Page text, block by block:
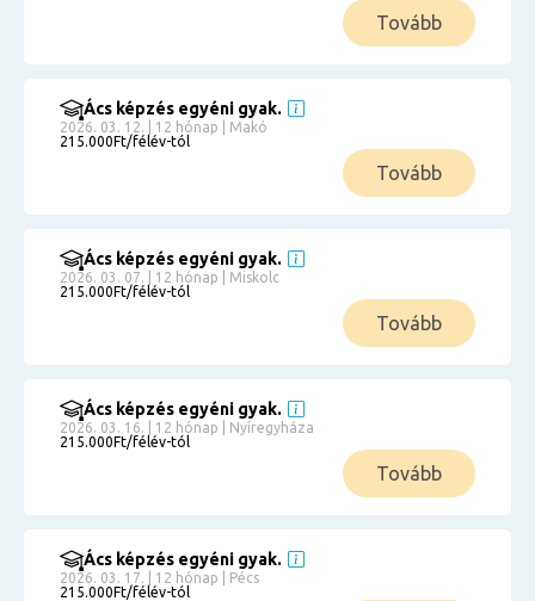
Tovább
Ács képzés egyéni gyak.
2026. 03. 12. | 12 hónap | Makó
215.000Ft/félév-tól
Tovább
Ács képzés egyéni gyak.
2026. 03. 07. | 12 hónap | Miskolc
215.000Ft/félév-tól
Tovább
Ács képzés egyéni gyak.
2026. 03. 16. | 12 hónap | Nyíregyháza
215.000Ft/félév-tól
Tovább
Ács képzés egyéni gyak.
2026. 03. 17. | 12 hónap | Pécs
215.000Ft/félév-tól